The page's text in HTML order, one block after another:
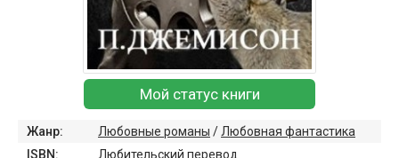
Мой статус книги
Жанр: Любовные романы /Любовная фантастика
ISBN:
Любительский перевод